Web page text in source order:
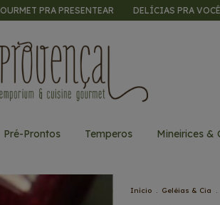
PRESENTEAR DELÍCIAS PRA VOCÊ
Pré-Prontos Temperos Mineirices &
Início . Geléias & Cia .